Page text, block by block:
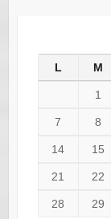
L M
1
7 8
14 15
21 22
28 29